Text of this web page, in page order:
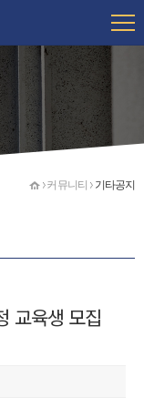
홈커뮤니티 기타공지
교육생 모집